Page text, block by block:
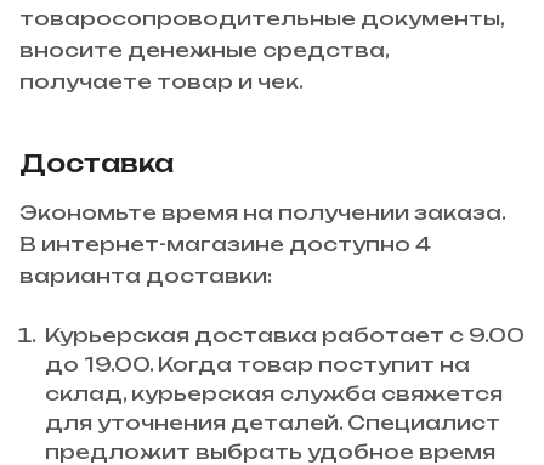
товаросопроводительные документы,
вносите денежные средства,
получаете товар и чек.
Доставка
Экономьте время на получении заказа.
В интернет-магазине доступно 4
варианта доставки:
Курьерская доставка работает с 9.00
до 19.00. Когда товар поступит на
склад, курьерская служба свяжется
для уточнения деталей. Специалист
предложит выбрать удобное время